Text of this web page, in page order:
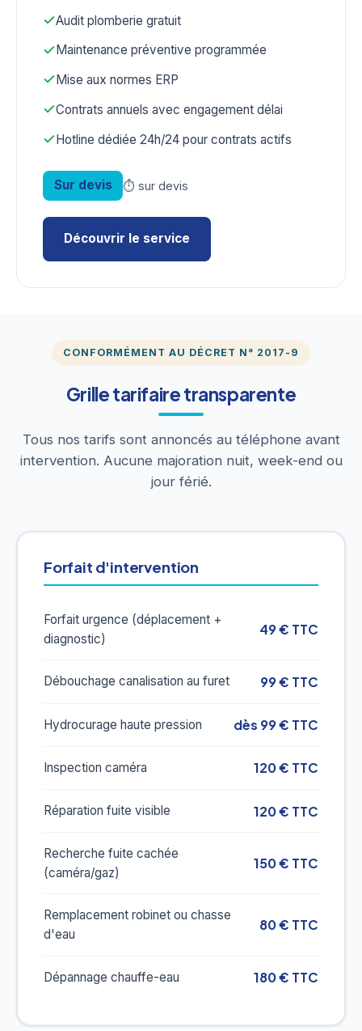
Audit plomberie gratuit
Maintenance préventive programmée
Mise aux normes ERP
Contrats annuels avec engagement délai
Hotline dédiée 24h/24 pour contrats actifs
Sur devis ⏱ sur devis
Découvrir le service
CONFORMÉMENT AU DÉCRET N° 2017-9
Grille tarifaire transparente
Tous nos tarifs sont annoncés au téléphone avant
intervention. Aucune majoration nuit, week-end ou
jour férié.
Forfait d'intervention
Forfait urgence (déplacement +
diagnostic)
49 € TTC
Débouchage canalisation au furet 99 € TTC
Hydrocurage haute pression dès 99 € TTC
Inspection caméra 120 € TTC
Réparation fuite visible 120 € TTC
Recherche fuite cachée
(caméra/gaz)
150 € TTC
Remplacement robinet ou chasse
d'eau
80 € TTC
Dépannage chauffe-eau 180 € TTC